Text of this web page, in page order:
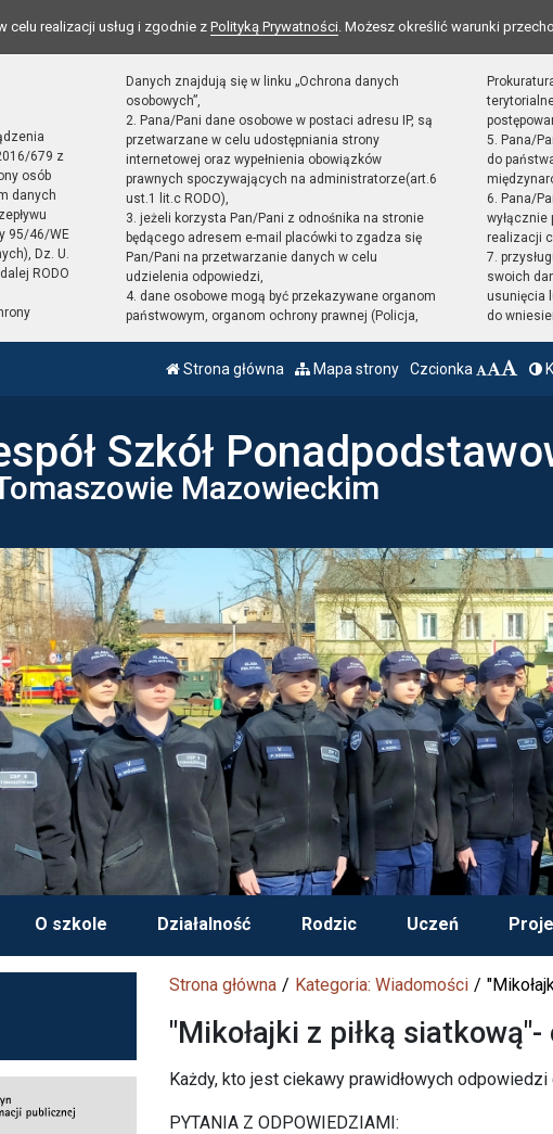
celu realizacji usług i zgodnie z Polityką Prywatności. Możesz określić warunki
679 z
osób
danych
95/46/WE
Dz. U.
RODO
Danych znajdują się w linku „Ochrona danych
osobowych”,
2. Pana/Pani dane osobowe w postaci adresu IP, są
przetwarzane w celu udostępniania strony
internetowej oraz wypełnienia obowiązków
prawnych spoczywających na administratorze(art.6
ust.1 lit.c RODO),
3. jeżeli korzysta Pan/Pani z odnośnika na stronie
będącego adresem e-mail placówki to zgadza się
Pan/Pani na przetwarzanie danych w celu
udzielenia odpowiedzi,
4. dane osobowe mogą być przekazywane organom
państwowym, organom ochrony prawnej (Policja,
5. Pana/
do
6. Pana/
wyłącznie
realizacji
7.
swoich
usunięcia
do
Strona główna Mapa strony Czcionka
Szkół
Mazowieckim
O szkole Działalność Rodzic Uczeń
Strona główna Kategoria: Wiadomości
"Mikołajki z piłką
Każdy, kto jest ciekawy prawidłowych
PYTANIA Z ODPOWIEDZIAMI: